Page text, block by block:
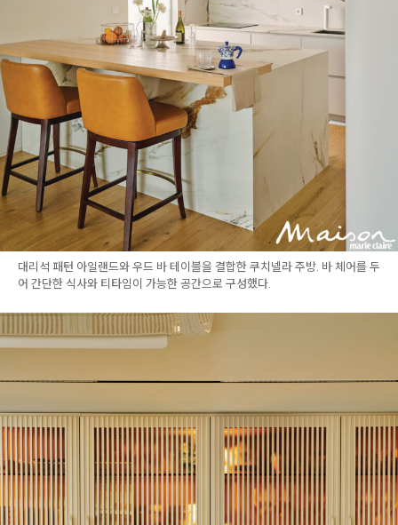
대리석 패턴 아일랜드와 우드 바 테이블을 결합한 쿠치넬라 주방. 바 체어를 두
어 간단한 식사와 티타임이 가능한 공간으로 구성했다.